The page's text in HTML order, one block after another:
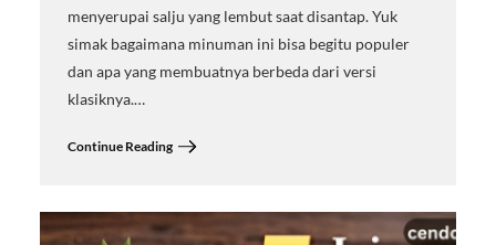
menyerupai salju yang lembut saat disantap. Yuk
simak bagaimana minuman ini bisa begitu populer
dan apa yang membuatnya berbeda dari versi
klasiknya.…
Continue Reading